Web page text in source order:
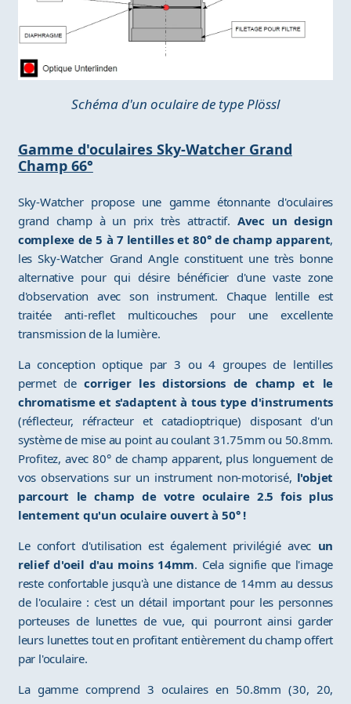
Schéma d'un oculaire de type Plössl
Gamme d'oculaires Sky-Watcher Grand
Champ 66°
Sky-Watcher propose une gamme étonnante d'oculaires
grand champ à un prix très attractif. Avec un design
complexe de 5 à 7 lentilles et 80° de champ apparent,
les Sky-Watcher Grand Angle constituent une très bonne
alternative pour qui désire bénéficier d'une vaste zone
d'observation avec son instrument. Chaque lentille est
traitée anti-reflet multicouches pour une excellente
transmission de la lumière.
La conception optique par 3 ou 4 groupes de lentilles
permet decorriger les distorsions de champ et le
chromatisme et s'adaptent à tous type d'instruments
(réflecteur, réfracteur et catadioptrique) disposant d'un
système de mise au point au coulant 31.75mm ou 50.8mm.
Profitez, avec 80° de champ apparent, plus longuement de
vos observations sur un instrument non-motorisé, l'objet
parcourt le champ de votre oculaire 2.5 fois plus
lentement qu'un oculaire ouvert à 50° !
Le confort d'utilisation est également privilégié avec un
relief d'oeil d'au moins 14mm. Cela signifie que l'image
reste confortable jusqu'à une distance de 14mm au dessus
de l'oculaire : c'est un détail important pour les personnes
porteuses de lunettes de vue, qui pourront ainsi garder
leurs lunettes tout en profitant entièrement du champ offert
par l'oculaire.
La gamme comprend 3 oculaires en 50.8mm (30, 20,